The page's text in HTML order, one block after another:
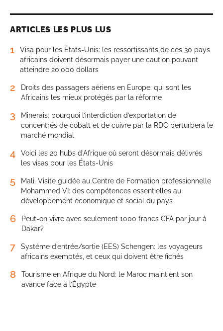
ARTICLES LES PLUS LUS
1
Visa pour les États-Unis: les ressortissants de ces 30 pays
africains doivent désormais payer une caution pouvant
atteindre 20.000 dollars
2
Droits des passagers aériens en Europe: qui sont les
Africains les mieux protégés par la réforme
3
Minerais: pourquoi l’interdiction d’exportation de
concentrés de cobalt et de cuivre par la RDC perturbera le
marché mondial
4
Voici les 20 hubs d’Afrique où seront désormais délivrés
les visas pour les États-Unis
5
Mali. Visite guidée au Centre de Formation professionnelle
Mohammed VI: des compétences essentielles au
développement économique et social du pays
6
Peut-on vivre avec seulement 1000 francs CFA par jour à
Dakar?
7
Système d’entrée/sortie (EES) Schengen: les voyageurs
africains exemptés, et ceux qui doivent être fichés
8
Tourisme en Afrique du Nord: le Maroc maintient son
avance face à l’Égypte